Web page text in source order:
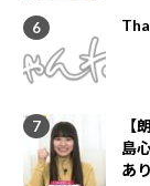
【
島
あり